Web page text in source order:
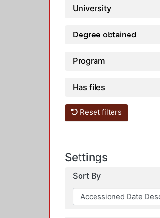
University
Degree obtained
Program
Has files
Reset filters
Settings
Sort By